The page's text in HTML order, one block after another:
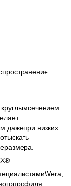
дажепри низких